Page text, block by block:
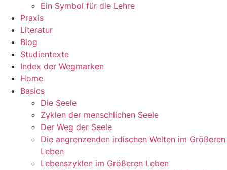
Ein Symbol für die Lehre
Praxis
Literatur
Blog
Studientexte
Index der Wegmarken
Home
Basics
Die Seele
Zyklen der menschlichen Seele
Der Weg der Seele
Die angrenzenden irdischen Welten im Größeren
Leben
Lebenszyklen im Größeren Leben